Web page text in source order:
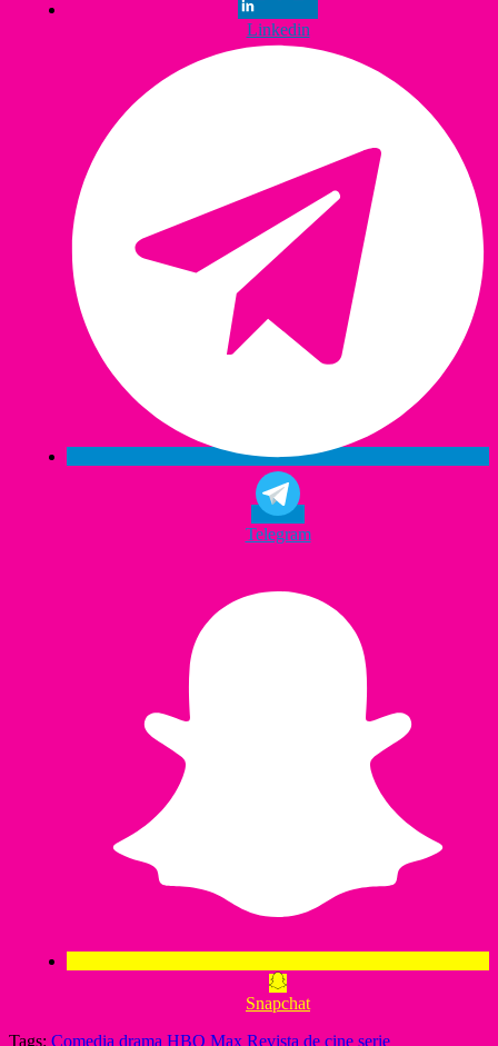
Linkedin
Telegram
Snapchat
Tags: Comedia drama HBO Max Revista de cine serie